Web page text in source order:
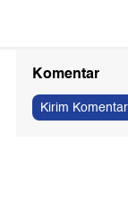
Komentar
Kirim Komentar